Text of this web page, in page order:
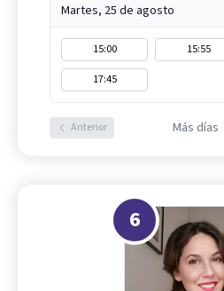
Martes, 25 de agosto
15:00 15:55
17:45
Anterior Más días
6